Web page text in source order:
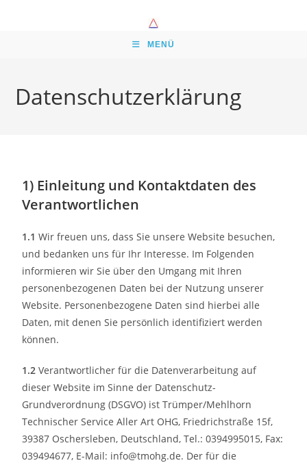
MENÜ
Datenschutzerklärung
1) Einleitung und Kontaktdaten des
Verantwortlichen
1.1 Wir freuen uns, dass Sie unsere Website besuchen,
und bedanken uns für Ihr Interesse. Im Folgenden
informieren wir Sie über den Umgang mit Ihren
personenbezogenen Daten bei der Nutzung unserer
Website. Personenbezogene Daten sind hierbei alle
Daten, mit denen Sie persönlich identifiziert werden
können.
1.2 Verantwortlicher für die Datenverarbeitung auf
dieser Website im Sinne der Datenschutz-
Grundverordnung (DSGVO) ist Trümper/Mehlhorn
Technischer Service Aller Art OHG, Friedrichstraße 15f,
39387 Oschersleben, Deutschland, Tel.: 0394995015, Fax:
039494677, E-Mail: info@tmohg.de. Der für die